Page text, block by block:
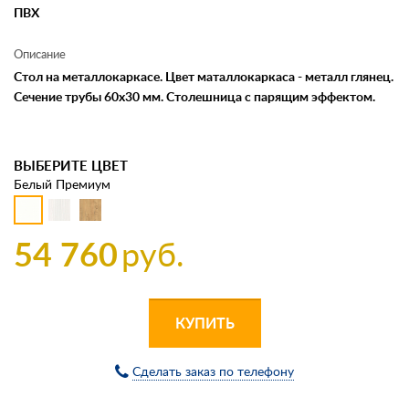
ПВХ
Описание
Стол на металлокаркасе. Цвет маталлокаркаса - металл глянец.
Сечение трубы 60х30 мм. Столешница с парящим эффектом.
ВЫБЕРИТЕ ЦВЕТ
Белый Премиум
54 760руб.
КУПИТЬ
Сделать заказ по телефону